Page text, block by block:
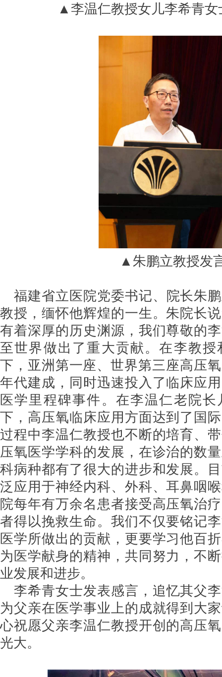
▲李温仁教授女儿李希青
▲朱鹏立教授发
福建省立医院党委书记、院长朱
教授，缅怀他辉煌的一生。朱院长
有着深厚的历史渊源，我们尊敬的
至世界做出了重大贡献。在李教
下，亚洲第一座、世界第三座高压
年代建成，同时迅速投入了临床应
医学里程碑事件。在李温仁老院
下，高压氧临床应用方面达到了国
过程中李温仁教授也不断的培育、
压氧医学学科的发展，在诊治的数
科病种都有了很大的进步和发展。
泛应用于神经内科、外科、耳鼻咽
院每年有万余名患者接受高压氧治
者得以挽救生命。我们不仅要铭记
医学所做出的贡献，更要学习他百
为医学献身的精神，共同努力，不
业发展和进步。
李希青女士发表感言，追忆其父
为父亲在医学事业上的成就得到大
心祝愿父亲李温仁教授开创的高压
光大。